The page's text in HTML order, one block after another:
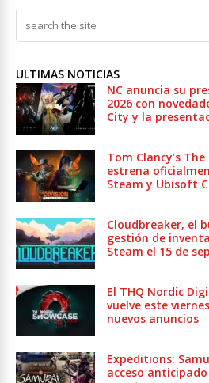
ULTIMAS NOTICIAS
NC anuncia su
2026 con
City y la
Tom Clancy’s
estrena
Steam y Ubisoft
Cloudbreaker, el
gestión de
Steam el 15 de
El THQ Nordic
vuelve este
nuevos anuncios
Expeditions:
acceso